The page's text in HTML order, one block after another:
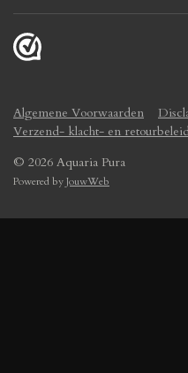
Algemene Voorwaarden
Verzend- klacht- en
© 2026 Aquaria Pura
Powered byJouwWeb